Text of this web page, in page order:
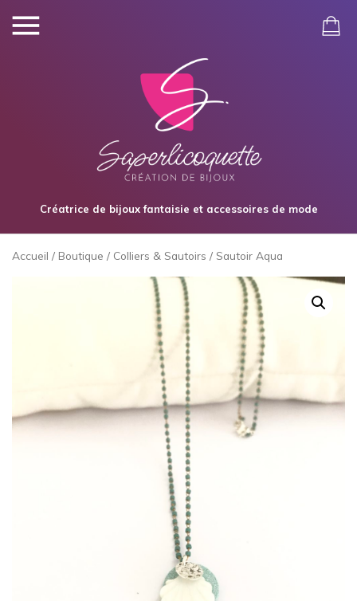
Créatrice de bijoux fantaisie et accessoires de mode
Accueil / Boutique / Colliers & Sautoirs / Sautoir Aqua